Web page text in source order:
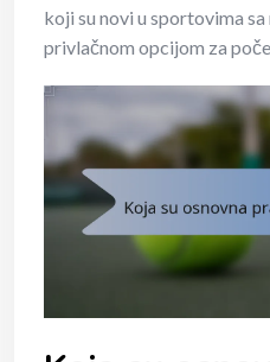
koji su novi u sportovima
privlačnom opcijom za